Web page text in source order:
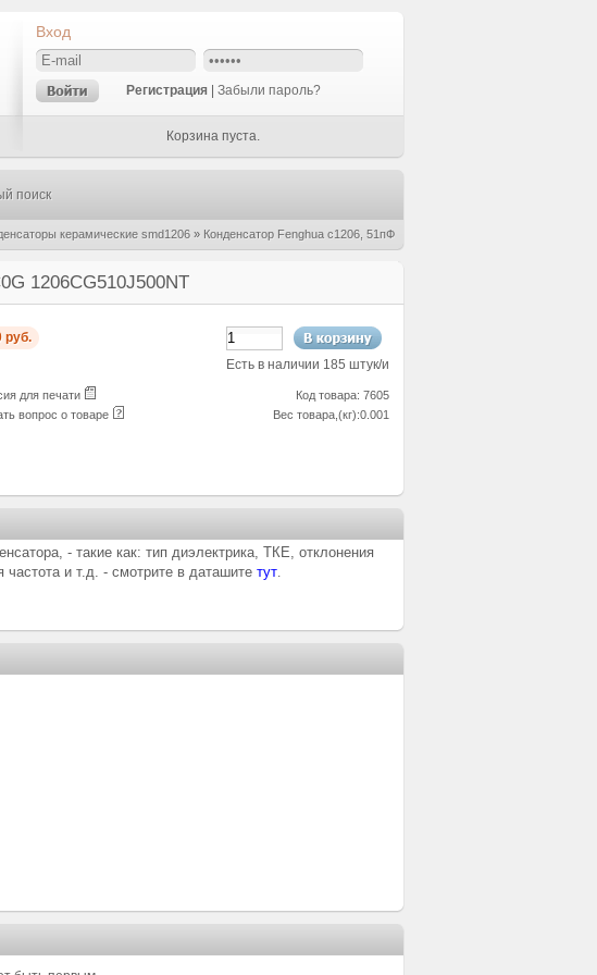
Вход
Регистрация Забыли пароль?
Корзина пуста.
поиск
керамические smd1206 » Конденсатор Fenghua c1206, 51пФ
1206CG510J500NT
руб.
Есть в наличии 185 штук/и
для печати
вопрос о товаре
Код товара: 7605
Вес товара,(кг):0.001
- такие как: тип диэлектрика, ТКЕ, отклонения
и т.д. - смотрите в даташите тут.